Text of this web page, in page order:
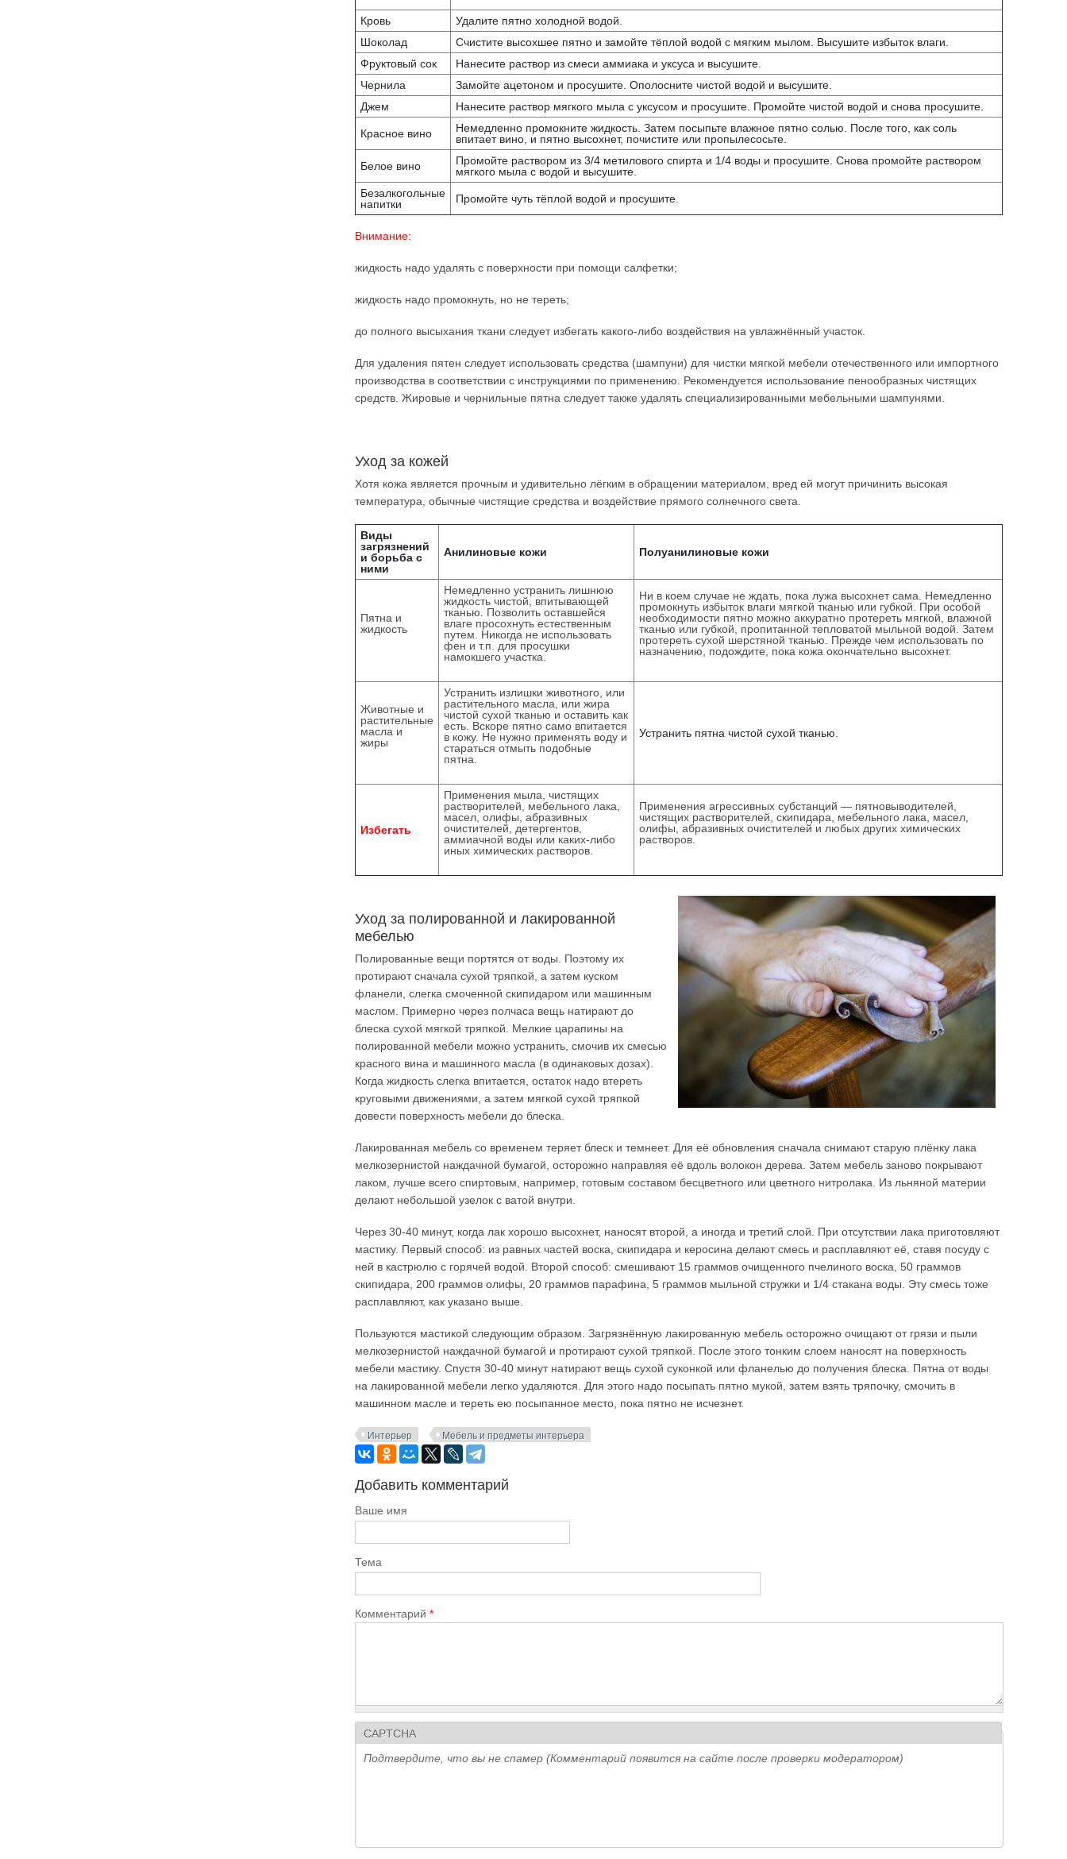
Кровь
Удалите пятно холодной водой.
Шоколад
Счистите высохшее пятно и замойте тёплой водой с мягким мылом. Высушите избыток влаги.
Фруктовый сок
Нанесите раствор из смеси аммиака и уксуса и высушите.
Чернила
Замойте ацетоном и просушите. Ополосните чистой водой и высушите.
Джем
Нанесите раствор мягкого мыла с уксусом и просушите. Промойте чистой водой и снова просушите.
Красное вино
Немедленно промокните жидкость. Затем посыпьте влажное пятно солью. После того, как соль
впитает вино, и пятно высохнет, почистите или пропылесосьте.
Белое вино
Промойте раствором из 3/4 метилового спирта и 1/4 воды и просушите. Снова промойте раствором
мягкого мыла с водой и высушите.
Безалкогольные
напитки
Промойте чуть тёплой водой и просушите.
Внимание:
жидкость надо удалять с поверхности при помощи салфетки;
жидкость надо промокнуть, но не тереть;
до полного высыхания ткани следует избегать какого-либо воздействия на увлажнённый участок.
Для удаления пятен следует использовать средства (шампуни) для чистки мягкой мебели отечественного или импортного
производства в соответствии с инструкциями по применению. Рекомендуется использование пенообразных чистящих
средств. Жировые и чернильные пятна следует также удалять специализированными мебельными шампунями.
Уход за кожей
Хотя кожа является прочным и удивительно лёгким в обращении материалом, вред ей могут причинить высокая
температура, обычные чистящие средства и воздействие прямого солнечного света.
Виды
загрязнений
и борьба с
ними
Анилиновые кожи Полуанилиновые кожи
Пятна и
жидкость
Немедленно устранить лишнюю
жидкость чистой, впитывающей
тканью. Позволить оставшейся
влаге просохнуть естественным
путем. Никогда не использовать
фен и т.п. для просушки
намокшего участка.
Ни в коем случае не ждать, пока лужа высохнет сама. Немедленно
промокнуть избыток влаги мягкой тканью или губкой. При особой
необходимости пятно можно аккуратно протереть мягкой, влажной
тканью или губкой, пропитанной тепловатой мыльной водой. Затем
протереть сухой шерстяной тканью. Прежде чем использовать по
назначению, подождите, пока кожа окончательно высохнет.
Животные и
растительные
масла и
жиры
Устранить излишки животного, или
растительного масла, или жира
чистой сухой тканью и оставить как
есть. Вскоре пятно само впитается
в кожу. Не нужно применять воду и
стараться отмыть подобные
пятна.
Устранить пятна чистой сухой тканью.
Избегать
Применения мыла, чистящих
растворителей, мебельного лака,
масел, олифы, абразивных
очистителей, детергентов,
аммиачной воды или каких-либо
иных химических растворов.
Применения агрессивных субстанций — пятновыводителей,
чистящих растворителей, скипидара, мебельного лака, масел,
олифы, абразивных очистителей и любых других химических
растворов.
Уход за полированной и лакированной
мебелью
Полированные вещи портятся от воды. Поэтому их
протирают сначала сухой тряпкой, а затем куском
фланели, слегка смоченной скипидаром или машинным
маслом. Примерно через полчаса вещь натирают до
блеска сухой мягкой тряпкой. Мелкие царапины на
полированной мебели можно устранить, смочив их смесью
красного вина и машинного масла (в одинаковых дозах).
Когда жидкость слегка впитается, остаток надо втереть
круговыми движениями, а затем мягкой сухой тряпкой
довести поверхность мебели до блеска.
Лакированная мебель со временем теряет блеск и темнеет. Для её обновления сначала снимают старую плёнку лака
мелкозернистой наждачной бумагой, осторожно направляя её вдоль волокон дерева. Затем мебель заново покрывают
лаком, лучше всего спиртовым, например, готовым составом бесцветного или цветного нитролака. Из льняной материи
делают небольшой узелок с ватой внутри.
Через 30-40 минут, когда лак хорошо высохнет, наносят второй, а иногда и третий слой. При отсутствии лака приготовляют
мастику. Первый способ: из равных частей воска, скипидара и керосина делают смесь и расплавляют её, ставя посуду с
ней в кастрюлю с горячей водой. Второй способ: смешивают 15 граммов очищенного пчелиного воска, 50 граммов
скипидара, 200 граммов олифы, 20 граммов парафина, 5 граммов мыльной стружки и 1/4 стакана воды. Эту смесь тоже
расплавляют, как указано выше.
Пользуются мастикой следующим образом. Загрязнённую лакированную мебель осторожно очищают от грязи и пыли
мелкозернистой наждачной бумагой и протирают сухой тряпкой. После этого тонким слоем наносят на поверхность
мебели мастику. Спустя 30-40 минут натирают вещь сухой суконкой или фланелью до получения блеска. Пятна от воды
на лакированной мебели легко удаляются. Для этого надо посыпать пятно мукой, затем взять тряпочку, смочить в
машинном масле и тереть ею посыпанное место, пока пятно не исчезнет.
Интерьер Мебель и предметы интерьера
Добавить комментарий
Ваше имя
Тема
Комментарий*
CAPTCHA
Подтвердите, что вы не спамер (Комментарий появится на сайте после проверки модератором)